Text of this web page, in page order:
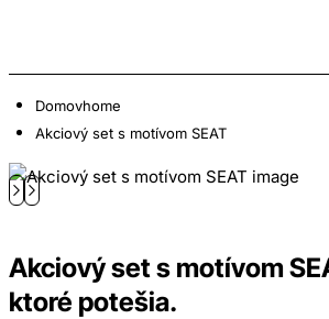
Domovhome
Akciový set s motívom SEAT
Akciový set s motívom
ktoré potešia.